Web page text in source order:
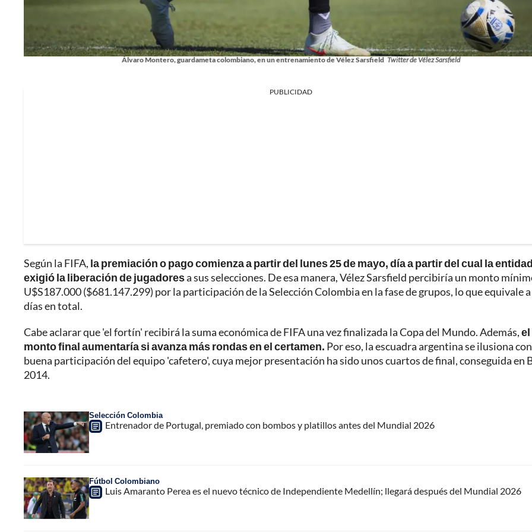
Álvaro Montero, guardameta colombiano, en un entrenamiento de Vélez Sarsfield Twitter de Vélez Sarsfield
PUBLICIDAD
Según la FIFA, la premiación o pago comienza a partir del lunes 25 de mayo, día a partir del cual la
exigió la liberación de jugadoresa sus selecciones. De esa manera, Vélez Sarsfield percibiría un monto
U$S187.000 ($681.147.299) por la participación de la Selección Colombia en la fase de grupos, lo que equivale
días en total.
Cabe aclarar que 'el fortín' recibirá la suma económica de FIFA una vez finalizada la Copa del Mundo. Además,el
monto final aumentaría si avanza más rondas en el certamen. Por eso, la escuadra argentina se ilusiona
buena participación del equipo 'cafetero', cuya mejor presentación ha sido unos cuartos de final, conseguida en
2014.
Selección Colombia
Entrenador de Portugal, premiado con bombos y platillos antes del Mundial 2026
Fútbol Colombiano
Luis Amaranto Perea es el nuevo técnico de Independiente Medellín; llegará después del Mundial 2026